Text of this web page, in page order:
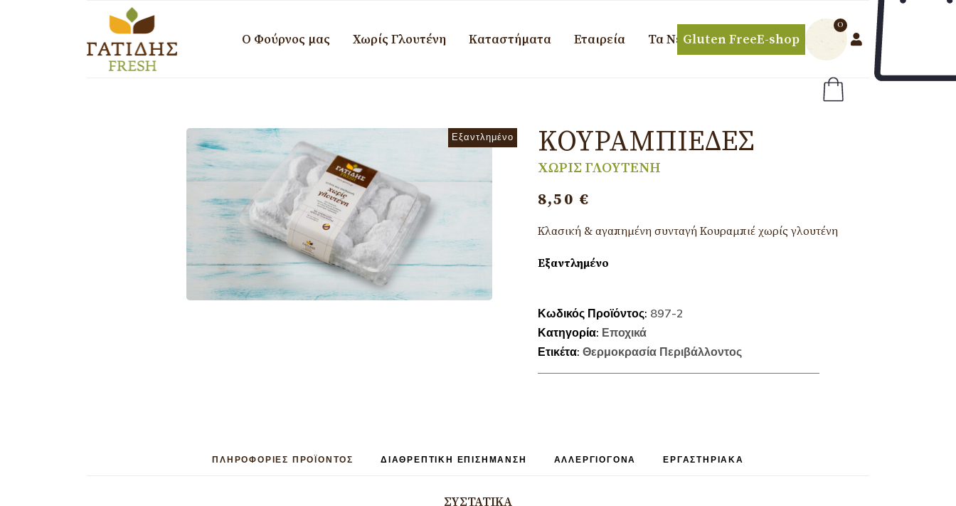
Ο Φούρνος μας Χωρίς Γλουτένη Καταστήματα Εταιρεία Τα Νέα μαςGluten FreeE-shop
0
Εξαντλημένο ΚΟΥΡΑΜΠΙΈΔΕΣ
ΧΩΡΙΣ ΓΛΟΥΤΕΝΗ
8,50 €
Κλασική & αγαπημένη συνταγή Κουραμπιέ χωρίς γλουτένη
Εξαντλημένο
Κωδικός Προϊόντος: 897-2
Κατηγορία: Εποχικά
Ετικέτα: Θερμοκρασία Περιβάλλοντος
ΠΛΗΡΟΦΟΡΊΕΣ ΠΡΟΪΟΝΤΟΣ ΔΙΑΘΡΕΠΤΙΚΉ ΕΠΙΣΉΜΑΝΣΗ ΑΛΛΕΡΓΙΟΓΌΝΑ ΕΡΓΑΣΤΗΡΙΑΚΆ
ΣΥΣΤΑΤΙΚΆ